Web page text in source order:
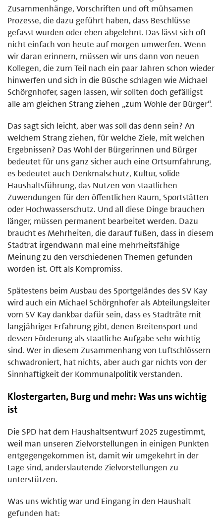
Zusammenhänge, Vorschriften und oft mühsamen
Prozesse, die dazu geführt haben, dass Beschlüsse
gefasst wurden oder eben abgelehnt. Das lässt sich oft
nicht einfach von heute auf morgen umwerfen. Wenn
wir daran erinnern, müssen wir uns dann von neuen
Kollegen, die zum Teil nach ein paar Jahren schon wieder
hinwerfen und sich in die Büsche schlagen wie Michael
Schörgnhofer, sagen lassen, wir sollten doch gefälligst
alle am gleichen Strang ziehen „zum Wohle der Bürger“.
Das sagt sich leicht, aber was soll das denn sein? An
welchem Strang ziehen, für welche Ziele, mit welchen
Ergebnissen? Das Wohl der Bürgerinnen und Bürger
bedeutet für uns ganz sicher auch eine Ortsumfahrung,
es bedeutet auch Denkmalschutz, Kultur, solide
Haushaltsführung, das Nutzen von staatlichen
Zuwendungen für den öffentlichen Raum, Sportstätten
oder Hochwasserschutz. Und all diese Dinge brauchen
länger, müssen permanent bearbeitet werden. Dazu
braucht es Mehrheiten, die darauf fußen, dass in diesem
Stadtrat irgendwann mal eine mehrheitsfähige
Meinung zu den verschiedenen Themen gefunden
worden ist. Oft als Kompromiss.
Spätestens beim Ausbau des Sportgeländes des SV Kay
wird auch ein Michael Schörgnhofer als Abteilungsleiter
vom SV Kay dankbar dafür sein, dass es Stadträte mit
langjähriger Erfahrung gibt, denen Breitensport und
dessen Förderung als staatliche Aufgabe sehr wichtig
sind. Wer in diesem Zusammenhang von Luftschlössern
schwadroniert, hat nichts, aber auch gar nichts von der
Sinnhaftigkeit der Kommunalpolitik verstanden.
Klostergarten, Burg und mehr: Was uns wichtig
ist
Die SPD hat dem Haushaltsentwurf 2025 zugestimmt,
weil man unseren Zielvorstellungen in einigen Punkten
entgegengekommen ist, damit wir umgekehrt in der
Lage sind, anderslautende Zielvorstellungen zu
unterstützen.
Was uns wichtig war und Eingang in den Haushalt
gefunden hat: